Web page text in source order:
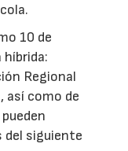
10 de
híbrida:
Regional
así como de
del siguiente